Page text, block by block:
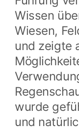
Wissen
Wiesen,
und zeigte
wurde
und